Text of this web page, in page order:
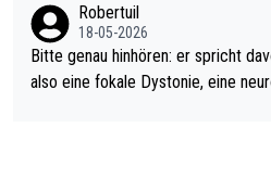
Robertuil
18-05-2026
Bitte genau hinhören: er spricht
also eine fokale Dystonie, eine